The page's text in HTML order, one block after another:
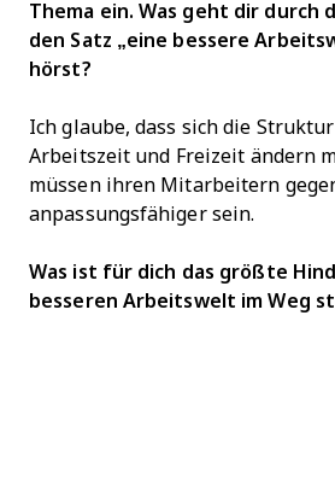
Thema ein. Was geht dir durch
den Satz „eine bessere
hörst?
Ich glaube, dass sich die
Arbeitszeit und Freizeit ändern
müssen ihren Mitarbeitern
anpassungsfähiger sein.
Was ist für dich das größte
besseren Arbeitswelt im Weg